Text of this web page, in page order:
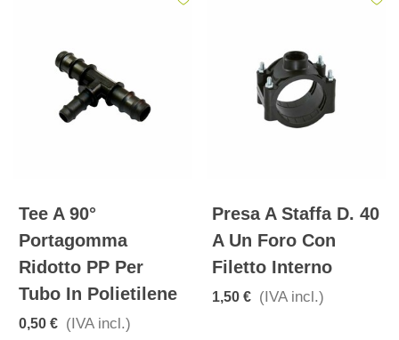
Tee A 90°
Portagomma
Ridotto PP Per
Tubo In Polietilene
0,50 € (IVA incl.)
Presa A Staffa D. 40
A Un Foro Con
Filetto Interno
1,50 € (IVA incl.)